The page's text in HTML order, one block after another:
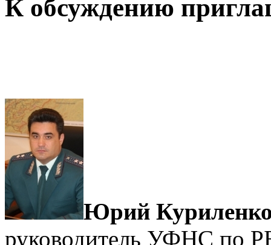
К обсуждению
Юрий
руководитель УФНС по